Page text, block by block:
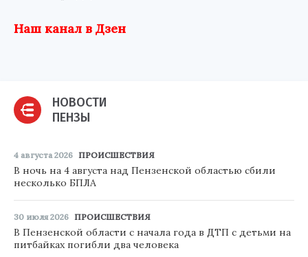
Наш канал в Дзен
НОВОСТИ
ПЕНЗЫ
4 августа 2026 ПРОИСШЕСТВИЯ
В ночь на 4 августа над Пензенской областью сбили
несколько БПЛА
30 июля 2026 ПРОИСШЕСТВИЯ
В Пензенской области с начала года в ДТП с детьми на
питбайках погибли два человека